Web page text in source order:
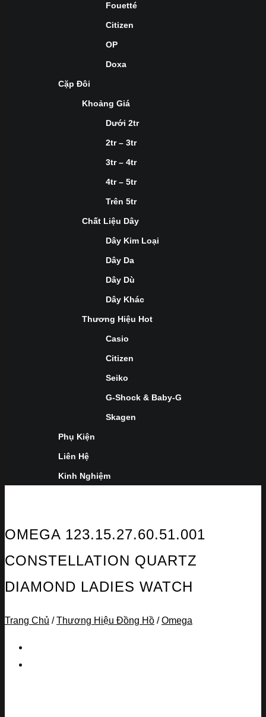
Fouetté
Citizen
OP
Doxa
Cặp Đôi
Khoảng Giá
Dưới 2tr
2tr – 3tr
3tr – 4tr
4tr – 5tr
Trên 5tr
Chất Liệu Dây
Dây Kim Loại
Dây Da
Dây Dù
Dây Khác
Thương Hiệu Hot
Casio
Citizen
Seiko
G-Shock & Baby-G
Skagen
Phụ Kiện
Liên Hệ
Kinh Nghiệm
OMEGA 123.15.27.60.51.001
CONSTELLATION QUARTZ
DIAMOND LADIES WATCH
Trang Chủ / Thương Hiệu Đồng Hồ / Omega